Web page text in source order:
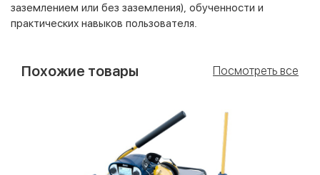
заземлением или без заземления), обученности и
практических навыков пользователя.
Похожие товары Посмотреть все